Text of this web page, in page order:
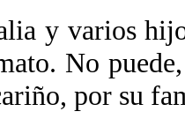
y varios
No
por su